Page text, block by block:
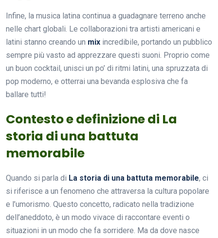
Infine, la musica latina continua a guadagnare terreno anche
nelle chart globali. Le collaborazioni tra artisti americani e
latini stanno creando un mix incredibile, portando un pubblico
sempre più vasto ad apprezzare questi suoni. Proprio come
un buon cocktail, unisci un po’ di ritmi latini, una spruzzata di
pop moderno, e otterrai una bevanda esplosiva che fa
ballare tutti!
Contesto e definizione di La
storia di una battuta
memorabile
Quando si parla di La storia di una battuta memorabile, ci
si riferisce a un fenomeno che attraversa la cultura popolare
e l’umorismo. Questo concetto, radicato nella tradizione
dell’aneddoto, è un modo vivace di raccontare eventi o
situazioni in un modo che fa sorridere. Ma da dove nasce